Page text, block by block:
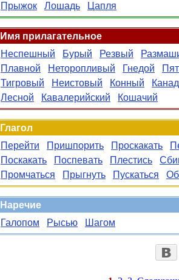
Прыжок
Лошадь Цапля
Имя прилагательное
Неспешный
Бурый Резвый
Плавной
Неторопливый Гнедой
Тигровый
Неистовый Конный
Лесной
Кавалерийский Кошачий
Глагол
Перейти
Пришпорить Проскакать
Поскакать
Поспевать Плестись
Промчаться
Прыгнуть Пускаться
Наречие
Галопом
Рысью Шагом